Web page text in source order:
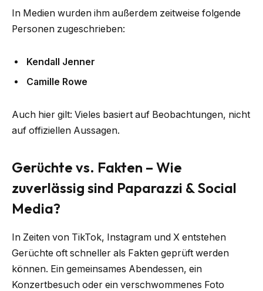
In Medien wurden ihm außerdem zeitweise folgende
Personen zugeschrieben:
Kendall Jenner
Camille Rowe
Auch hier gilt: Vieles basiert auf Beobachtungen, nicht
auf offiziellen Aussagen.
Gerüchte vs. Fakten – Wie
zuverlässig sind Paparazzi & Social
Media?
In Zeiten von TikTok, Instagram und X entstehen
Gerüchte oft schneller als Fakten geprüft werden
können. Ein gemeinsames Abendessen, ein
Konzertbesuch oder ein verschwommenes Foto